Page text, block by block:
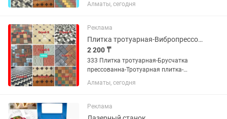
Алматы завод Если Вы не дозвонились,
Билайн, мы обязательно Вам...
Алматы, сегодня
Реклама
Плитка тротуарная-Вибропрессованная брусчатка-Евробрусчатка
2 200 ₸
333 Плитка тротуарная-Брусчатка
прессованна-Тротуарная плитка-
Брусчатка-Колормикс-Евробрусчатка-
Брусчатка Алматы-Брусчатка Алматы
пожалуйста , напишите нам на номер...
Алматы, сегодня
Реклама